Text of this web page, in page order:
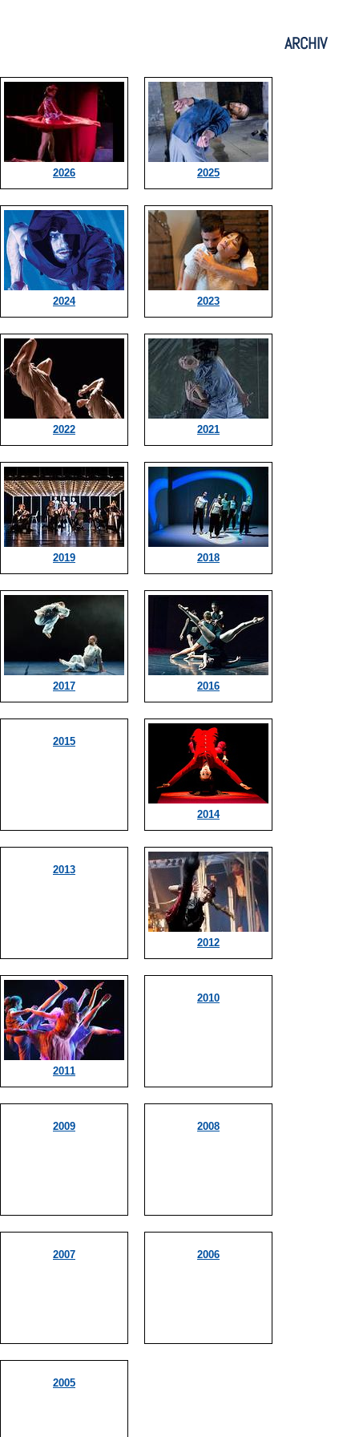
ARCHIV
2026 2025
2024 2023
2022 2021
2019 2018
2017 2016
2015
2014
2013
2012
2011
2010
2009 2008
2007 2006
2005